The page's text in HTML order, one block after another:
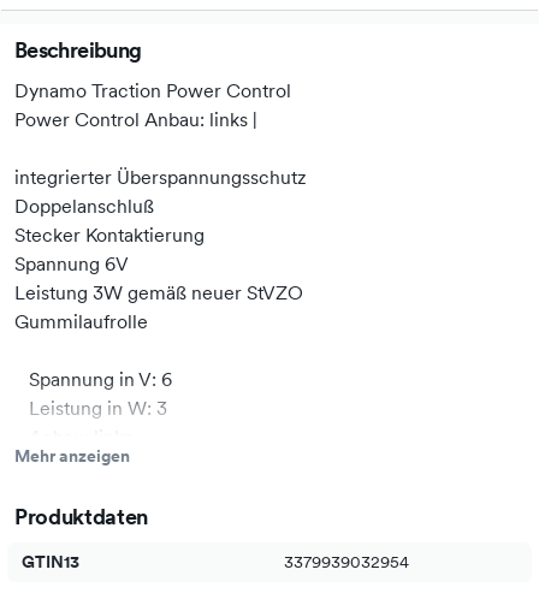
Beschreibung
Dynamo Traction Power Control
Power Control Anbau: links |
integrierter Überspannungsschutz
Doppelanschluß
Stecker Kontaktierung
Spannung 6V
Leistung 3W gemäß neuer StVZO
Gummilaufrolle
Spannung in V: 6
Leistung in W: 3
Material Laufrolle: Gummi
Mehr anzeigen
Produktdaten
GTIN13 3379939032954